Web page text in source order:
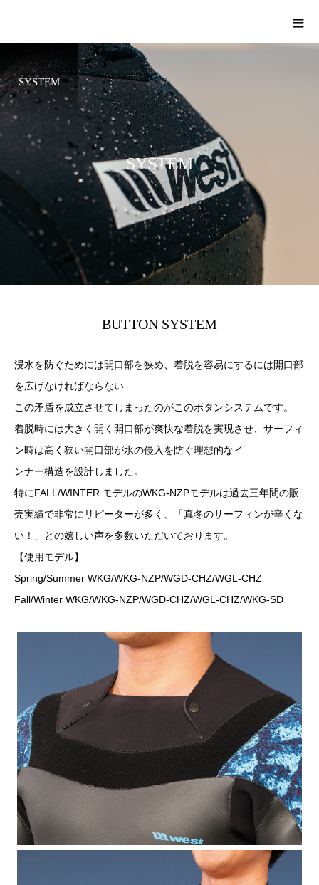
SYSTEM
SYSTEM
BUTTON SYSTEM
浸水を防ぐためには開口部を狭め、着脱を容易にするには開口部
を広げなければならない…
この矛盾を成立させてしまったのがこのボタンシステムです。
着脱時には大きく開く開口部が爽快な着脱を実現させ、サーフィ
ン時は高く狭い開口部が水の侵入を防ぐ理想的なイ
ンナー構造を設計しました。
特にFALL/WINTER モデルのWKG-NZPモデルは過去三年間の販
売実績で非常にリピーターが多く、「真冬のサーフィンが辛くな
い！」との嬉しい声を多数いただいております。
【使用モデル】
Spring/Summer WKG/WKG-NZP/WGD-CHZ/WGL-CHZ
Fall/Winter WKG/WKG-NZP/WGD-CHZ/WGL-CHZ/WKG-SD